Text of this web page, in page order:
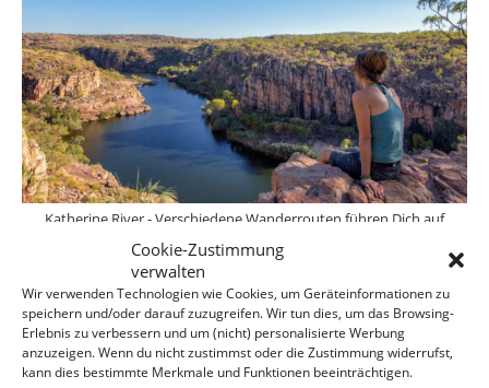
Cookie-Zustimmung
verwalten
Wir verwenden Technologien wie Cookies, um Geräteinformationen zu
speichern und/oder darauf zuzugreifen. Wir tun dies, um das Browsing-
Erlebnis zu verbessern und um (nicht) personalisierte Werbung
anzuzeigen. Wenn du nicht zustimmst oder die Zustimmung widerrufst,
kann dies bestimmte Merkmale und Funktionen beeinträchtigen.
Katherine River - Verschiedene Wanderrouten führen Dich auf
aufgezeichneten Wegen durch eine dramatische
Schluchtenlandschaft
Wesentlich ist, egal wieviel Zeit Du in den Schluchten
verbringen möchtest, Deine Wanderung vor